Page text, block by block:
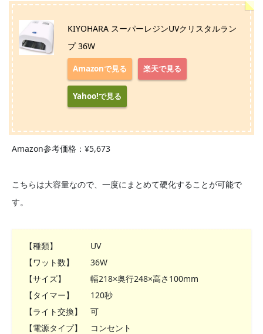
KIYOHARA スーパーレジンUVクリスタルラン
プ 36W
Amazonで見る 楽天で見る
Yahoo!で見る
Amazon参考価格：¥5,673
こちらは大容量なので、一度にまとめて硬化することが可能で
す。
【種類】 UV
【ワット数】 36W
【サイズ】 幅218×奥行248×高さ100mm
【タイマー】 120秒
【ライト交換】 可
【電源タイプ】 コンセント